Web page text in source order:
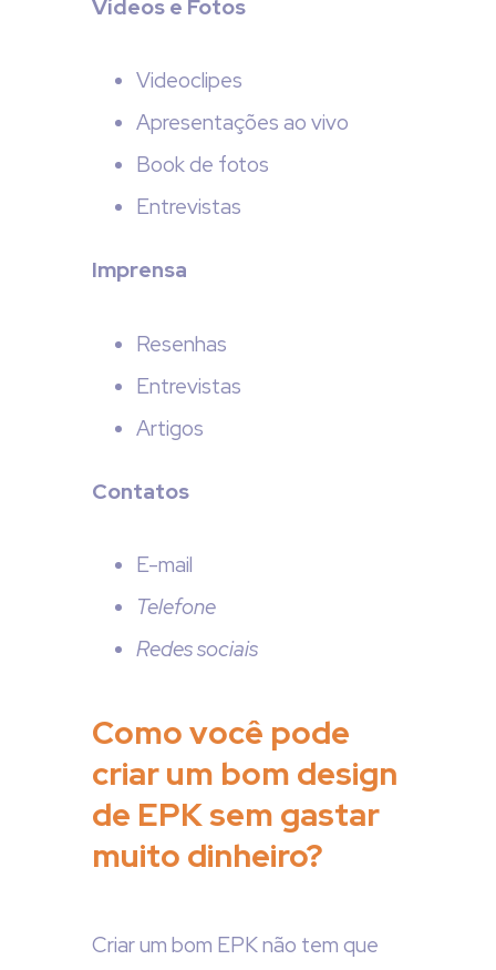
Vídeos e Fotos
Videoclipes
Apresentações ao vivo
Book de fotos
Entrevistas
Imprensa
Resenhas
Entrevistas
Artigos
Contatos
E-mail
Telefone
Redes sociais
Como você pode
criar um bom design
de EPK sem gastar
muito dinheiro?
Criar um bom EPK não tem que